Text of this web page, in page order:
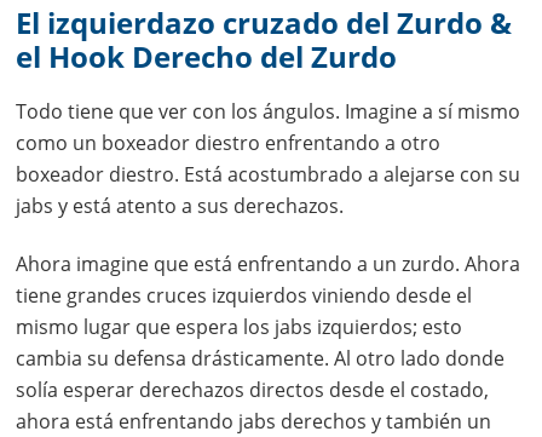
El izquierdazo cruzado del Zurdo &
el Hook Derecho del Zurdo
Todo tiene que ver con los ángulos. Imagine a sí mismo
como un boxeador diestro enfrentando a otro
boxeador diestro. Está acostumbrado a alejarse con su
jabs y está atento a sus derechazos.
Ahora imagine que está enfrentando a un zurdo. Ahora
tiene grandes cruces izquierdos viniendo desde el
mismo lugar que espera los jabs izquierdos; esto
cambia su defensa drásticamente. Al otro lado donde
solía esperar derechazos directos desde el costado,
ahora está enfrentando jabs derechos y también un